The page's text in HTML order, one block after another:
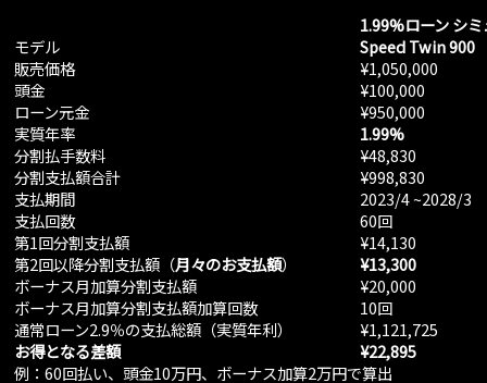
1.99%ローン シ
モデル
Speed Twin 900
販売価格
¥1,050,000
頭金
¥100,000
ローン元金
¥950,000
実質年率
1.99%
分割払手数料
¥48,830
分割支払額合計
¥998,830
支払期間
2023/4 ~2028/3
支払回数
60回
第1回分割支払額
¥14,130
第2回以降分割支払額（月々のお支払額）
¥13,300
ボーナス月加算分割支払額
¥20,000
ボーナス月加算分割支払額加算回数
10回
通常ローン2.9％の支払総額（実質年利）
¥1,121,725
お得となる差額
¥22,895
例：60回払い、頭金10万円、ボーナス加算2万円で算出